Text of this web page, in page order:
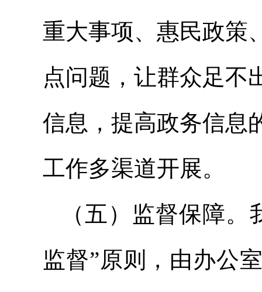
重大事项、惠民政策
点问题，让群众足不
信息，提高政务信息
工作多渠道开展。
（五）监督保障。
监督”原则，由办公